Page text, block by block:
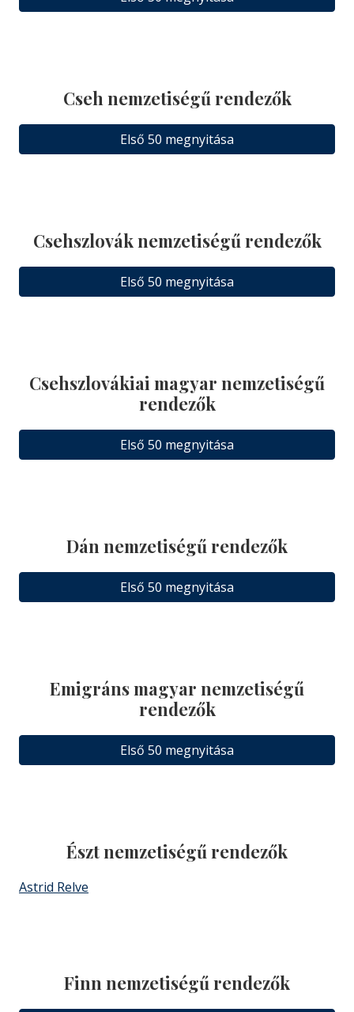
Cseh nemzetiségű rendezők
Első 50 megnyitása
Csehszlovák nemzetiségű rendezők
Első 50 megnyitása
Csehszlovákiai magyar nemzetiségű
rendezők
Első 50 megnyitása
Dán nemzetiségű rendezők
Első 50 megnyitása
Emigráns magyar nemzetiségű
rendezők
Első 50 megnyitása
Észt nemzetiségű rendezők
Astrid Relve
Finn nemzetiségű rendezők